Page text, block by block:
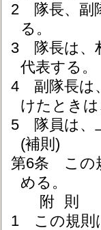
2
隊長、副
る。
3
隊長は、
代表する。
4
副隊長は
けたとき
5
隊員は、
(補則)
第6条
この
める。
附 則
1
この規則